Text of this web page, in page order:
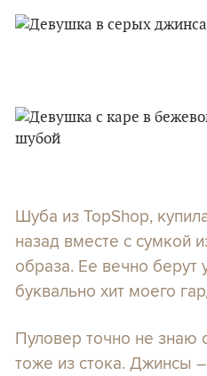
Шуба из TopShop,
назад вместе с сумкой
образа. Ее вечно берут
буквально хит моего
Пуловер точно не знаю
тоже из стока. Джинсы